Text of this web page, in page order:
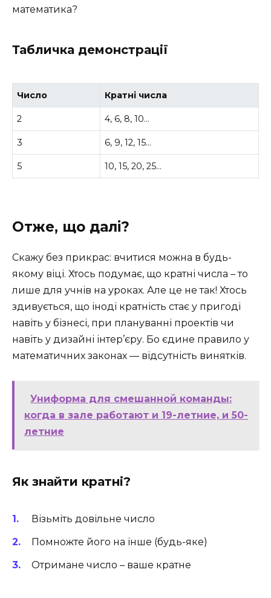
математика?
Табличка демонстрації
Число Кратні числа
2 4, 6, 8, 10…
3 6, 9, 12, 15…
5 10, 15, 20, 25…
Отже, що далі?
Скажу без прикрас: вчитися можна в будь-
якому віці. Хтось подумає, що кратні числа – то
лише для учнів на уроках. Але це не так! Хтось
здивується, що іноді кратність стає у пригоді
навіть у бізнесі, при плануванні проектів чи
навіть у дизайні інтер’єру. Бо єдине правило у
математичних законах — відсутність винятків.
Униформа для смешанной команды:
когда в зале работают и 19-летние, и 50-
летние
Як знайти кратні?
Візьміть довільне число
Помножте його на інше (будь-яке)
Отримане число – ваше кратне